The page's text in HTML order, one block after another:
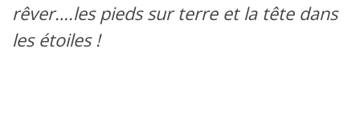
rêver….les pieds sur terre et la tête dans
les étoiles !